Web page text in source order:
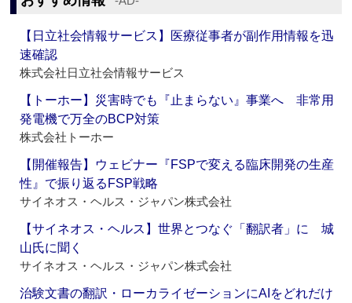
【日立社会情報サービス】医療従事者が副作用情報を迅
速確認
株式会社日立社会情報サービス
【トーホー】災害時でも『止まらない』事業へ 非常用
発電機で万全のBCP対策
株式会社トーホー
【開催報告】ウェビナー『FSPで変える臨床開発の生産
性』で振り返るFSP戦略
サイネオス・ヘルス・ジャパン株式会社
【サイネオス・ヘルス】世界とつなぐ「翻訳者」に 城
山氏に聞く
サイネオス・ヘルス・ジャパン株式会社
治験文書の翻訳・ローカライゼーションにAIをどれだけ